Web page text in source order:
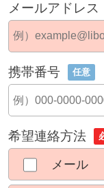
メールアドレス
携帯番号 任意
希望連絡方法
メール